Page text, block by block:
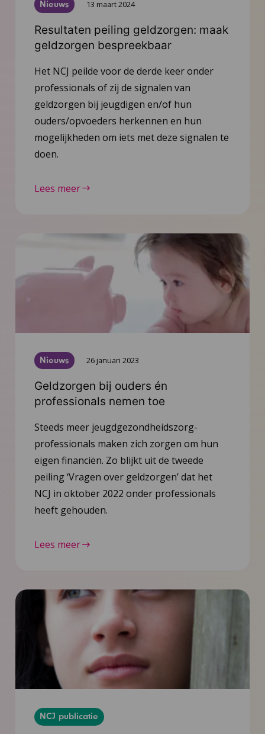
Nieuws 13 maart 2024
Resultaten peiling geldzorgen: maak
geldzorgen bespreekbaar
Het NCJ peilde voor de derde keer onder
professionals of zij de signalen van
geldzorgen bij jeugdigen en/of hun
ouders/opvoeders herkennen en hun
mogelijkheden om iets met deze signalen te
doen.
Lees meer
Nieuws 26 januari 2023
Geldzorgen bij ouders én
professionals nemen toe
Steeds meer jeugdgezondheidszorg-
professionals maken zich zorgen om hun
eigen financiën. Zo blijkt uit de tweede
peiling ‘Vragen over geldzorgen’ dat het
NCJ in oktober 2022 onder professionals
heeft gehouden.
Lees meer
NCJ publicatie